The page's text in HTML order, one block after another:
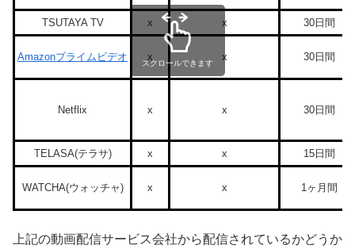
TSUTAYA TV x x 30日間
Amazonプライムビデオ x x 30日間
Netflix x x 30日間
TELASA(テラサ) x x 15日間
WATCHA(ウォッチャ) x x 1ヶ月間
スクロールできます
上記の動画配信サービス会社から配信されているかどうか